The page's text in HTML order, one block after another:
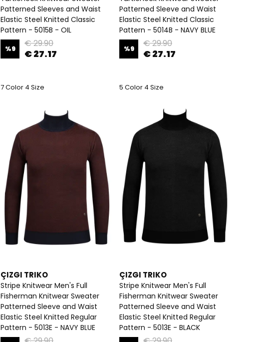
Patterned Sleeves and Waist
Elastic Steel Knitted Classic
Pattern - 5015B - OIL
%9 € 29.90
€ 27.17
7 Color 4 Size
Patterned Sleeve and Waist
Elastic Steel Knitted Classic
Pattern - 5014B - NAVY BLUE
%9 € 29.90
€ 27.17
5 Color 4 Size
ÇIZGI TRIKO
Stripe Knitwear Men's Full
Fisherman Knitwear Sweater
Patterned Sleeve and Waist
Elastic Steel Knitted Regular
Pattern - 5013E - NAVY BLUE
ÇIZGI TRIKO
Stripe Knitwear Men's Full
Fisherman Knitwear Sweater
Patterned Sleeve and Waist
Elastic Steel Knitted Regular
Pattern - 5013E - BLACK